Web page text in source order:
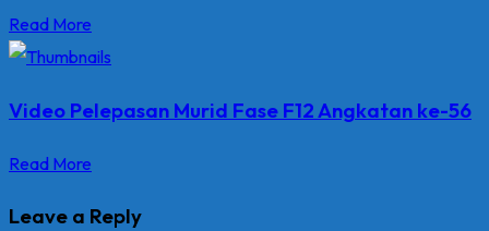
Read More
Video Pelepasan Murid Fase F12 Angkatan ke-56
Read More
Leave a Reply